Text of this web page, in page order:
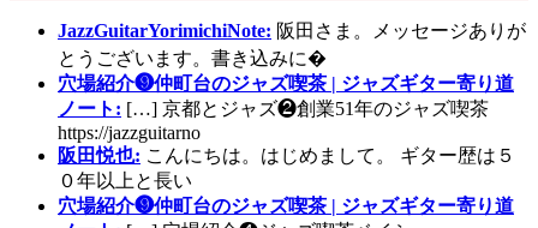
JazzGuitarYorimichiNote: 阪田さま。メッセージありが
とうございます。書き込みに�
穴場紹介❾仲町台のジャズ喫茶 | ジャズギター寄り道
ノート: […] 京都とジャズ❷創業51年のジャズ喫茶
https://jazzguitarno
阪田悦也: こんにちは。はじめまして。 ギター歴は５
０年以上と長い
穴場紹介❾仲町台のジャズ喫茶 | ジャズギター寄り道